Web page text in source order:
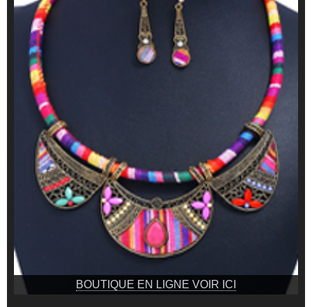
BOUTIQUE EN LIGNE VOIR ICI